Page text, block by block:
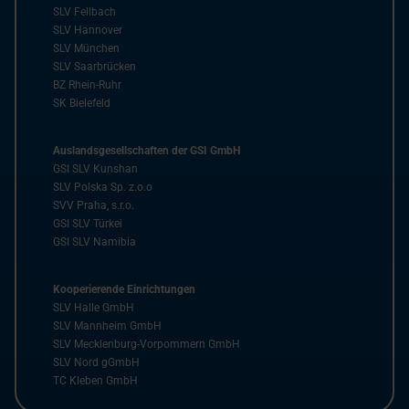
SLV Fellbach
SLV Hannover
SLV München
SLV Saarbrücken
BZ Rhein-Ruhr
SK Bielefeld
Auslandsgesellschaften der GSI GmbH
GSI SLV Kunshan
SLV Polska Sp. z.o.o
SVV Praha, s.r.o.
GSI SLV Türkei
GSI SLV Namibia
Kooperierende Einrichtungen
SLV Halle GmbH
SLV Mannheim GmbH
SLV Mecklenburg-Vorpommern GmbH
SLV Nord gGmbH
TC Kleben GmbH